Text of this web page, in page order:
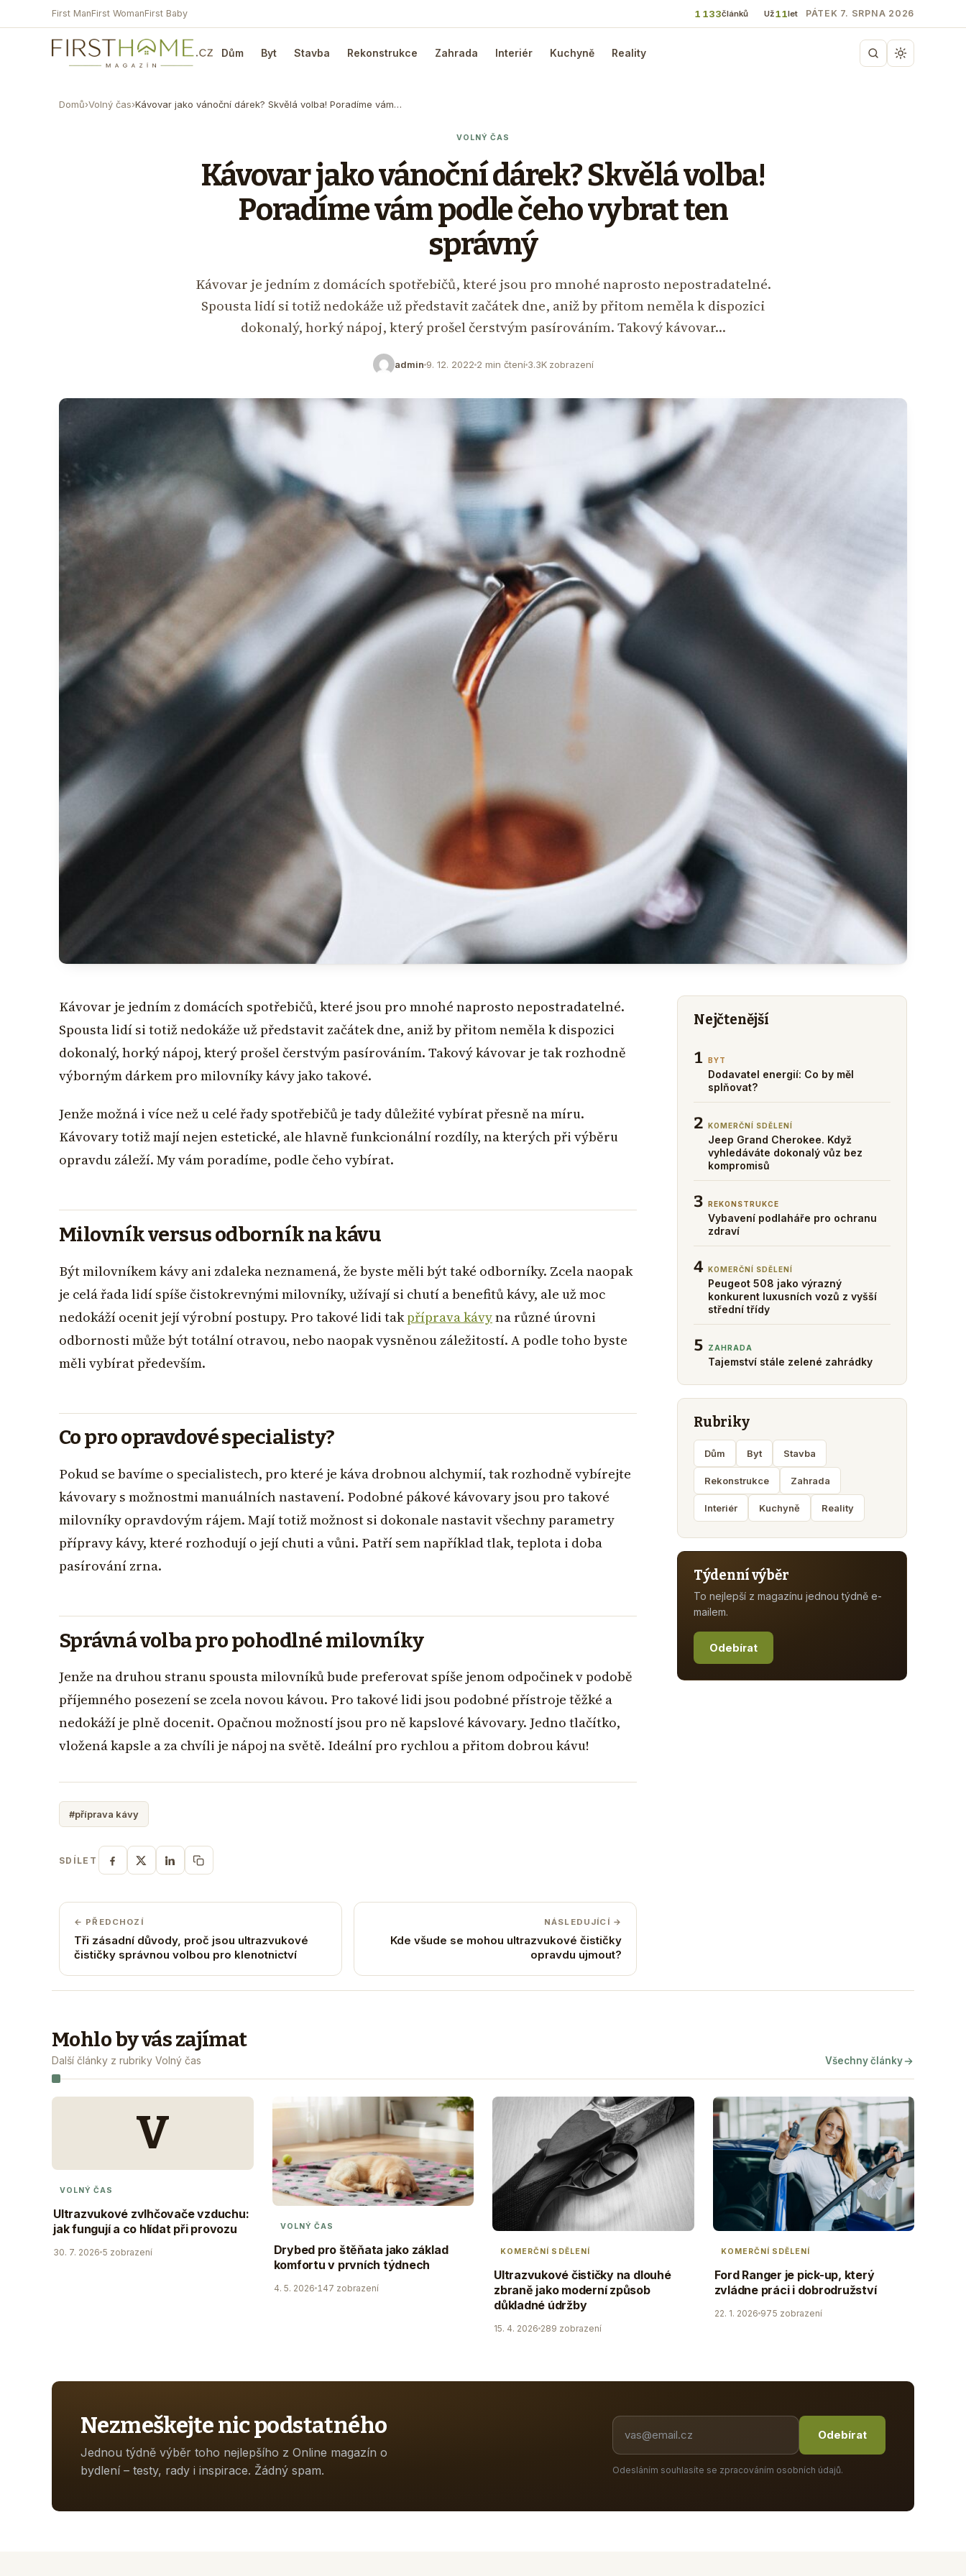
First ManFirst WomanFirst Baby 1 133článků Už11let PÁTEK 7. SRPNA 2026
Dům Byt Stavba Rekonstrukce Zahrada Interiér Kuchyně Reality
Domů›Volný čas›Kávovar jako vánoční dárek? Skvělá volba! Poradíme vám…
VOLNÝ ČAS
Kávovar jako vánoční dárek? Skvělá volba!
Poradíme vám podle čeho vybrat ten
správný
Kávovar je jedním z domácích spotřebičů, které jsou pro mnohé naprosto nepostradatelné.
Spousta lidí si totiž nedokáže už představit začátek dne, aniž by přitom neměla k dispozici
dokonalý, horký nápoj, který prošel čerstvým pasírováním. Takový kávovar…
admin 9. 12. 2022 2 min čtení3.3K zobrazení
Kávovar je jedním z domácích spotřebičů, které jsou pro mnohé naprosto nepostradatelné.
Spousta lidí si totiž nedokáže už představit začátek dne, aniž by přitom neměla k dispozici
dokonalý, horký nápoj, který prošel čerstvým pasírováním. Takový kávovar je tak rozhodně
výborným dárkem pro milovníky kávy jako takové.
Jenže možná i více než u celé řady spotřebičů je tady důležité vybírat přesně na míru.
Kávovary totiž mají nejen estetické, ale hlavně funkcionální rozdíly, na kterých při výběru
opravdu záleží. My vám poradíme, podle čeho vybírat.
Milovník versus odborník na kávu
Být milovníkem kávy ani zdaleka neznamená, že byste měli být také odborníky. Zcela naopak
je celá řada lidí spíše čistokrevnými milovníky, užívají si chutí a benefitů kávy, ale už moc
nedokáží ocenit její výrobní postupy. Pro takové lidi takpříprava kávyna různé úrovni
odbornosti může být totální otravou, nebo naopak vysněnou záležitostí. A podle toho byste
měli vybírat především.
Co pro opravdové specialisty?
Pokud se bavíme o specialistech, pro které je káva drobnou alchymií, tak rozhodně vybírejte
kávovary s možnostmi manuálních nastavení. Podobné pákové kávovary jsou pro takové
milovníky opravdovým rájem. Mají totiž možnost si dokonale nastavit všechny parametry
přípravy kávy, které rozhodují o její chuti a vůni. Patří sem například tlak, teplota i doba
pasírování zrna.
Správná volba pro pohodlné milovníky
Jenže na druhou stranu spousta milovníků bude preferovat spíše jenom odpočinek v podobě
příjemného posezení se zcela novou kávou. Pro takové lidi jsou podobné přístroje těžké a
nedokáží je plně docenit. Opačnou možností jsou pro ně kapslové kávovary. Jedno tlačítko,
vložená kapsle a za chvíli je nápoj na světě. Ideální pro rychlou a přitom dobrou kávu!
#příprava kávy
SDÍLET
← PŘEDCHOZÍ
Tři zásadní důvody, proč jsou ultrazvukové
čističky správnou volbou pro klenotnictví
NÁSLEDUJÍCÍ →
Kde všude se mohou ultrazvukové čističky
opravdu ujmout?
Nejčtenější
1 BYT
Dodavatel energií: Co by měl
splňovat?
2 KOMERČNÍ SDĚLENÍ
Jeep Grand Cherokee. Když
vyhledáváte dokonalý vůz bez
kompromisů
3 REKONSTRUKCE
Vybavení podlaháře pro ochranu
zdraví
4 KOMERČNÍ SDĚLENÍ
Peugeot 508 jako výrazný
konkurent luxusních vozů z vyšší
střední třídy
5 ZAHRADA
Tajemství stále zelené zahrádky
Rubriky
Dům Byt Stavba
Rekonstrukce Zahrada
Interiér Kuchyně Reality
Týdenní výběr
To nejlepší z magazínu jednou týdně e-
mailem.
Odebírat
Mohlo by vás zajímat
Další články z rubriky Volný čas Všechny články
V
VOLNÝ ČAS
Ultrazvukové zvlhčovače vzduchu:
jak fungují a co hlídat při provozu
30. 7. 2026 5 zobrazení
VOLNÝ ČAS
Drybed pro štěňata jako základ
komfortu v prvních týdnech
4. 5. 2026 147 zobrazení
KOMERČNÍ SDĚLENÍ
Ultrazvukové čističky na dlouhé
zbraně jako moderní způsob
důkladné údržby
15. 4. 2026 289 zobrazení
KOMERČNÍ SDĚLENÍ
Ford Ranger je pick-up, který
zvládne práci i dobrodružství
22. 1. 2026 975 zobrazení
Nezmeškejte nic podstatného
Jednou týdně výběr toho nejlepšího z Online magazín o
bydlení – testy, rady i inspirace. Žádný spam.
Odebírat
Odesláním souhlasíte se zpracováním osobních údajů.